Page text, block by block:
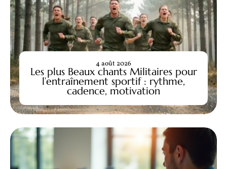
Les plus Beaux chants Militaires pour
l’entraînement sportif : rythme,
cadence, motivation
4 août 2026